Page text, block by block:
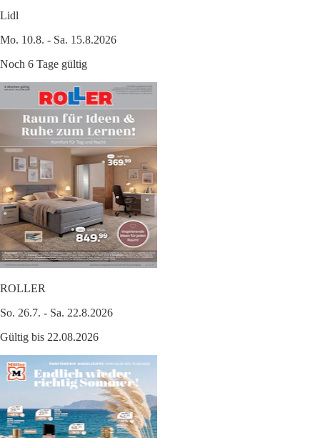
Lidl
Mo. 10.8. - Sa. 15.8.2026
Noch 6 Tage gültig
ROLLER
So. 26.7. - Sa. 22.8.2026
Gültig bis 22.08.2026